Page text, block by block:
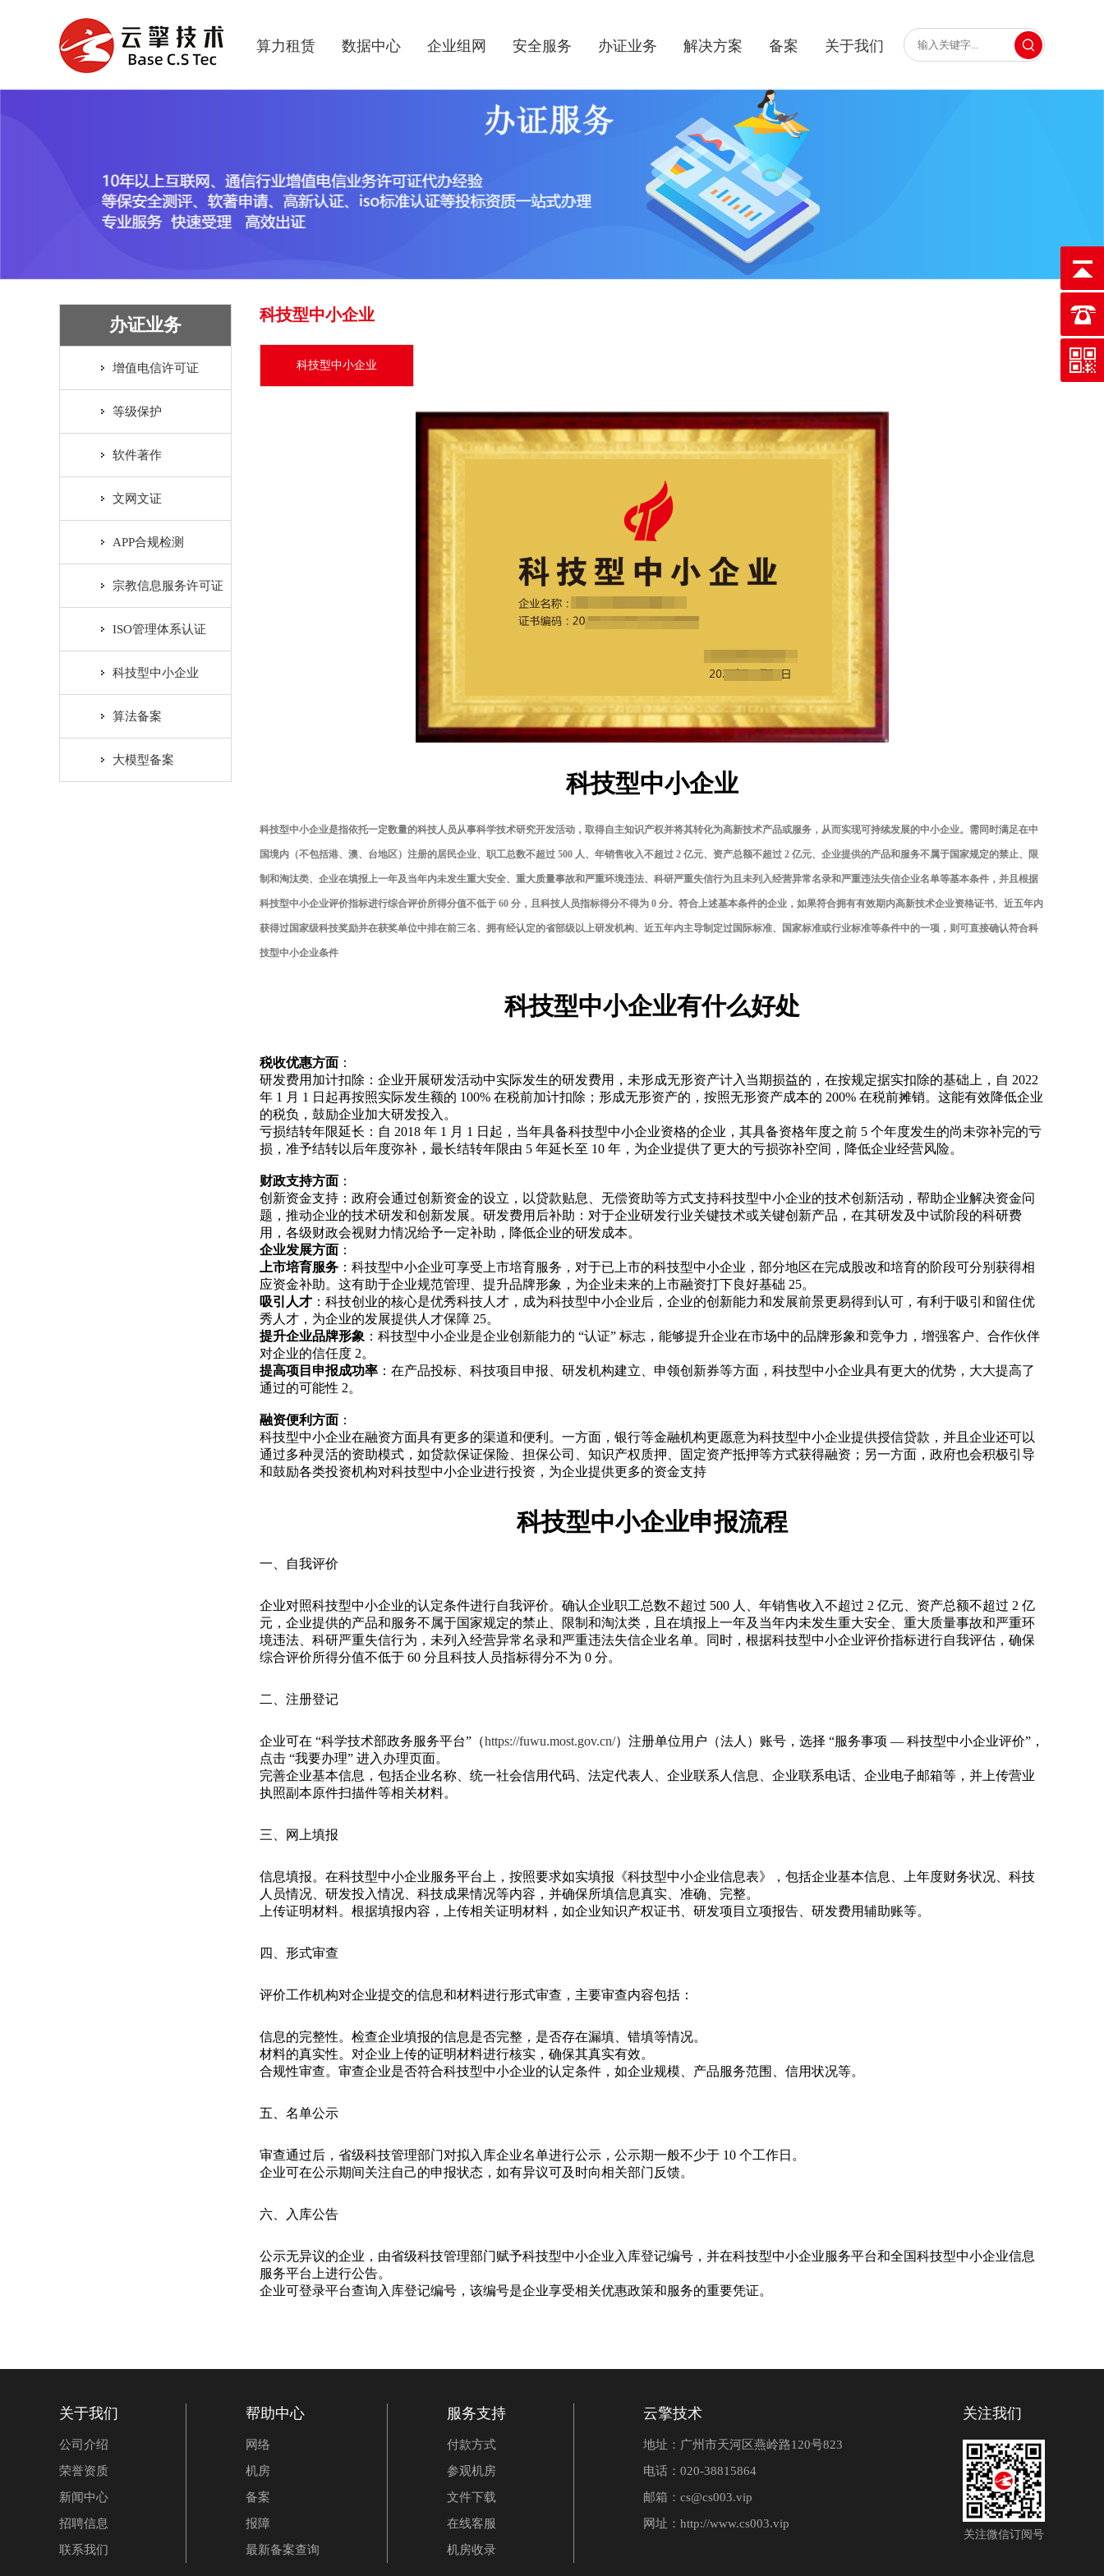
算力租赁 数据中心 企业组网 安全服务 办证业务 解决方案 备案 关于我们
办证业务
增值电信许可证
等级保护
软件著作
文网文证
APP合规检测
宗教信息服务许可证
ISO管理体系认证
科技型中小企业
算法备案
大模型备案
科技型中小企业
科技型中小企业
科技型中小企业
科技型中小企业是指依托一定数量的科技人员从事科学技术研究开发活动，取得自主知识产权并将其转化为高新技术产品或服务，从而实现可持续发展的中小企业。需同时满足在中
国境内（不包括港、澳、台地区）注册的居民企业、职工总数不超过 500 人、年销售收入不超过 2 亿元、资产总额不超过 2 亿元、企业提供的产品和服务不属于国家规定的禁止、限
制和淘汰类、企业在填报上一年及当年内未发生重大安全、重大质量事故和严重环境违法、科研严重失信行为且未列入经营异常名录和严重违法失信企业名单等基本条件，并且根据
科技型中小企业评价指标进行综合评价所得分值不低于 60 分，且科技人员指标得分不得为 0 分。符合上述基本条件的企业，如果符合拥有有效期内高新技术企业资格证书、近五年内
获得过国家级科技奖励并在获奖单位中排在前三名、拥有经认定的省部级以上研发机构、近五年内主导制定过国际标准、国家标准或行业标准等条件中的一项，则可直接确认符合科
技型中小企业条件
科技型中小企业有什么好处
税收优惠方面 ：
研发费用加计扣除：企业开展研发活动中实际发生的研发费用，未形成无形资产计入当期损益的，在按规定据实扣除的基础上，自 2022
年 1 月 1 日起再按照实际发生额的 100% 在税前加计扣除；形成无形资产的，按照无形资产成本的 200% 在税前摊销。这能有效降低企业
的税负，鼓励企业加大研发投入。
亏损结转年限延长：自 2018 年 1 月 1 日起，当年具备科技型中小企业资格的企业，其具备资格年度之前 5 个年度发生的尚未弥补完的亏
损，准予结转以后年度弥补，最长结转年限由 5 年延长至 10 年，为企业提供了更大的亏损弥补空间，降低企业经营风险。
财政支持方面 ：
创新资金支持：政府会通过创新资金的设立，以贷款贴息、无偿资助等方式支持科技型中小企业的技术创新活动，帮助企业解决资金问
题，推动企业的技术研发和创新发展。研发费用后补助：对于企业研发行业关键技术或关键创新产品，在其研发及中试阶段的科研费
用，各级财政会视财力情况给予一定补助，降低企业的研发成本。
企业发展方面 ：
上市培育服务 ：科技型中小企业可享受上市培育服务，对于已上市的科技型中小企业，部分地区在完成股改和培育的阶段可分别获得相
应资金补助。这有助于企业规范管理、提升品牌形象，为企业未来的上市融资打下良好基础 25。
吸引人才 ：科技创业的核心是优秀科技人才，成为科技型中小企业后，企业的创新能力和发展前景更易得到认可，有利于吸引和留住优
秀人才，为企业的发展提供人才保障 25。
提升企业品牌形象 ：科技型中小企业是企业创新能力的 “认证” 标志，能够提升企业在市场中的品牌形象和竞争力，增强客户、合作伙伴
对企业的信任度 2。
提高项目申报成功率 ：在产品投标、科技项目申报、研发机构建立、申领创新券等方面，科技型中小企业具有更大的优势，大大提高了
通过的可能性 2。
融资便利方面 ：
科技型中小企业在融资方面具有更多的渠道和便利。一方面，银行等金融机构更愿意为科技型中小企业提供授信贷款，并且企业还可以
通过多种灵活的资助模式，如贷款保证保险、担保公司、知识产权质押、固定资产抵押等方式获得融资；另一方面，政府也会积极引导
和鼓励各类投资机构对科技型中小企业进行投资，为企业提供更多的资金支持
科技型中小企业申报流程
一、自我评价
企业对照科技型中小企业的认定条件进行自我评价。确认企业职工总数不超过 500 人、年销售收入不超过 2 亿元、资产总额不超过 2 亿
元，企业提供的产品和服务不属于国家规定的禁止、限制和淘汰类，且在填报上一年及当年内未发生重大安全、重大质量事故和严重环
境违法、科研严重失信行为，未列入经营异常名录和严重违法失信企业名单。同时，根据科技型中小企业评价指标进行自我评估，确保
综合评价所得分值不低于 60 分且科技人员指标得分不为 0 分。
二、注册登记
企业可在 “科学技术部政务服务平台”（https://fuwu.most.gov.cn/）注册单位用户（法人）账号，选择 “服务事项 — 科技型中小企业评价”，
点击 “我要办理” 进入办理页面。
完善企业基本信息，包括企业名称、统一社会信用代码、法定代表人、企业联系人信息、企业联系电话、企业电子邮箱等，并上传营业
执照副本原件扫描件等相关材料。
三、网上填报
信息填报。在科技型中小企业服务平台上，按照要求如实填报《科技型中小企业信息表》，包括企业基本信息、上年度财务状况、科技
人员情况、研发投入情况、科技成果情况等内容，并确保所填信息真实、准确、完整。
上传证明材料。根据填报内容，上传相关证明材料，如企业知识产权证书、研发项目立项报告、研发费用辅助账等。
四、形式审查
评价工作机构对企业提交的信息和材料进行形式审查，主要审查内容包括：
信息的完整性。检查企业填报的信息是否完整，是否存在漏填、错填等情况。
材料的真实性。对企业上传的证明材料进行核实，确保其真实有效。
合规性审查。审查企业是否符合科技型中小企业的认定条件，如企业规模、产品服务范围、信用状况等。
五、名单公示
审查通过后，省级科技管理部门对拟入库企业名单进行公示，公示期一般不少于 10 个工作日。
企业可在公示期间关注自己的申报状态，如有异议可及时向相关部门反馈。
六、入库公告
公示无异议的企业，由省级科技管理部门赋予科技型中小企业入库登记编号，并在科技型中小企业服务平台和全国科技型中小企业信息
服务平台上进行公告。
企业可登录平台查询入库登记编号，该编号是企业享受相关优惠政策和服务的重要凭证。
关于我们
公司介绍
荣誉资质
新闻中心
招聘信息
联系我们
帮助中心
网络
机房
备案
报障
最新备案查询
服务支持
付款方式
参观机房
文件下载
在线客服
机房收录
云擎技术
地址：广州市天河区燕岭路120号823
电话：020-38815864
邮箱：cs@cs003.vip
网址： http://www.cs003.vip
关注我们
关注微信订阅号